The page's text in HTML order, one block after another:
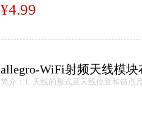
¥4.99
allegro-WiFi射频天线模块
简介：1. 天线的形式及天线位置和馈点